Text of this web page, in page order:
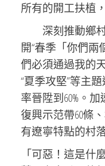
所有的開工扶植
深刻推動鄉
開“春季「你們
們必須通過我的
“夏季攻堅”等主
率晉陞到60%。
復興示范帶60條
有遼寧特點的村
「可惡！這是什